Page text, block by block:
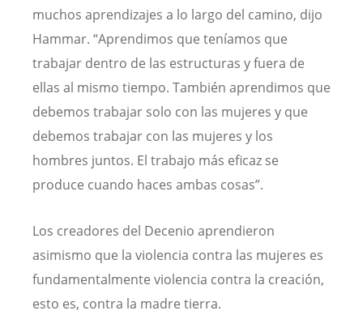
muchos aprendizajes a lo largo del camino, dijo
Hammar. “Aprendimos que teníamos que
trabajar dentro de las estructuras y fuera de
ellas al mismo tiempo. También aprendimos que
debemos trabajar solo con las mujeres y que
debemos trabajar con las mujeres y los
hombres juntos. El trabajo más eficaz se
produce cuando haces ambas cosas”.
Los creadores del Decenio aprendieron
asimismo que la violencia contra las mujeres es
fundamentalmente violencia contra la creación,
esto es, contra la madre tierra.